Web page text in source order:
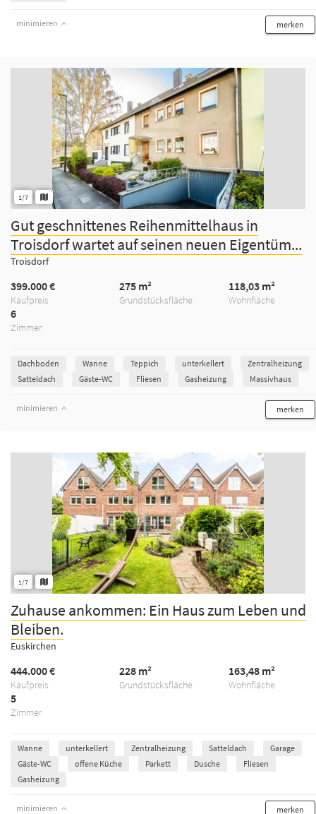
minimieren merken
1/7
Gut geschnittenes Reihenmittelhaus in
Troisdorf wartet auf seinen neuen Eigentüm...
Troisdorf
Kaufpreis
399.000 €
Grundstücksfläche
275 m²
Wohnfläche
118,03 m²
Zimmer
6
Dachboden Wanne Teppich unterkellert
Zentralheizung
Satteldach
Gäste-WC Fliesen Gasheizung Massivhaus
minimieren merken
1/7
Zuhause ankommen: Ein Haus zum Leben und
Bleiben.
Euskirchen
Kaufpreis
444.000 €
Grundstücksfläche
228 m²
Wohnfläche
163,48 m²
Zimmer
5
Wanne unterkellert Zentralheizung Satteldach
Garage
Gäste-WC
offene Küche Parkett Dusche
Fliesen
Gasheizung
minimieren merken